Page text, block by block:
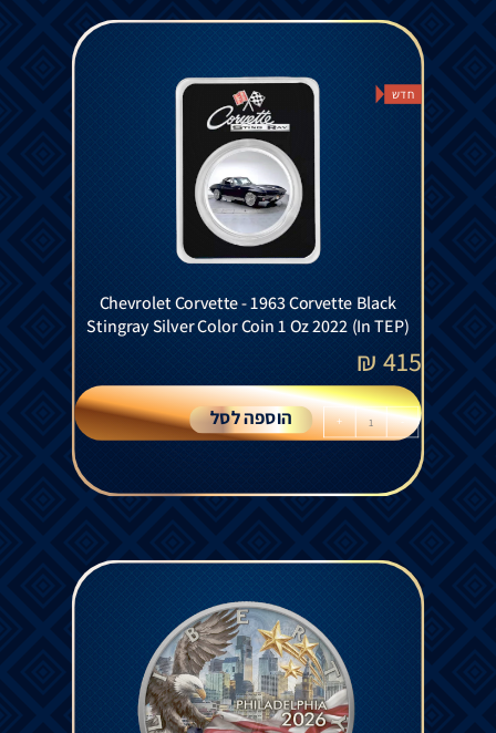
חדש
Chevrolet Corvette - 1963 Corvette Black
Stingray Silver Color Coin 1 Oz 2022 (In TEP)
415
₪
-
+ הוספה לסל